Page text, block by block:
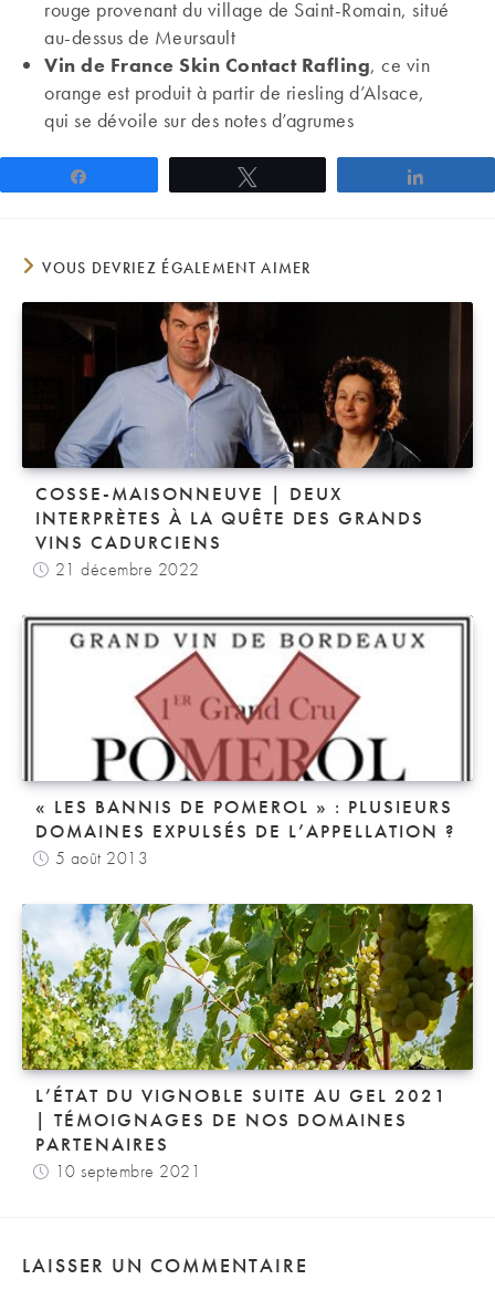
rouge provenant du village de Saint-Romain, situé
au-dessus de Meursault
Vin de France Skin Contact Rafling, ce vin
orange est produit à partir de riesling d’Alsace,
qui se dévoile sur des notes d’agrumes
VOUS DEVRIEZ ÉGALEMENT AIMER
COSSE-MAISONNEUVE | DEUX
INTERPRÈTES À LA QUÊTE DES GRANDS
VINS CADURCIENS
21 décembre 2022
« LES BANNIS DE POMEROL » : PLUSIEURS
DOMAINES EXPULSÉS DE L’APPELLATION ?
5 août 2013
L’ÉTAT DU VIGNOBLE SUITE AU GEL 2021
| TÉMOIGNAGES DE NOS DOMAINES
PARTENAIRES
10 septembre 2021
LAISSER UN COMMENTAIRE